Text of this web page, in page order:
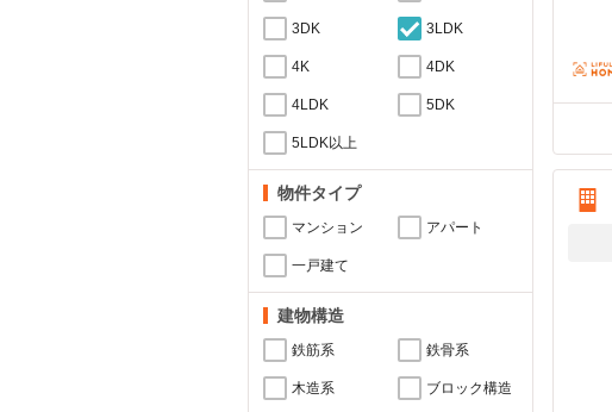
3DK 3LDK
4K 4DK
4LDK 5DK
5LDK以上
物件タイプ
マンション アパート
一戸建て
建物構造
鉄筋系 鉄骨系
木造系 ブロック構造